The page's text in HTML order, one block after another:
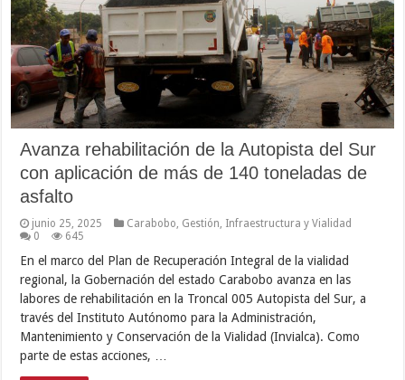
Avanza rehabilitación de la Autopista del Sur
con aplicación de más de 140 toneladas de
asfalto
junio 25, 2025 Carabobo Gestión Infraestructura y Vialidad
0
645
En el marco del Plan de Recuperación Integral de la vialidad
regional, la Gobernación del estado Carabobo avanza en las
labores de rehabilitación en la Troncal 005 Autopista del Sur, a
través del Instituto Autónomo para la Administración,
Mantenimiento y Conservación de la Vialidad (Invialca). Como
parte de estas acciones, …